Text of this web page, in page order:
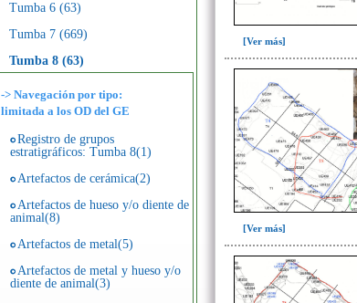
Tumba 6 (63)
Tumba 7 (669)
Tumba 8 (63)
-> Navegación por tipo:
limitada a los OD del GE
Registro de grupos
estratigráficos: Tumba 8(1)
Artefactos de cerámica(2)
Artefactos de hueso y/o diente de
animal(8)
Artefactos de metal(5)
Artefactos de metal y hueso y/o
diente de animal(3)
[Ver más]
[Ver más]